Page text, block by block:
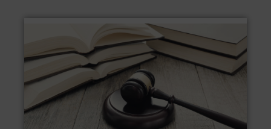
Ventajas del producto
LEGALSeguro